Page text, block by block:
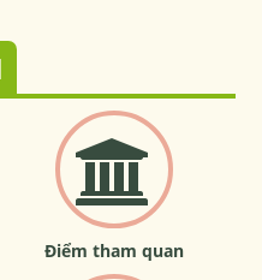
Điểm tham quan